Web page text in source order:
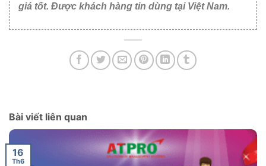
giá tốt. Được khách hàng tin dùng tại Việt Nam.
Bài viết liên quan
16
Th6